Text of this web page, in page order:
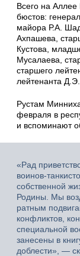
Всего на
бюстов:
майора Р.А.
Ахпашева,
Кустова,
Мусалаева,
старшего
лейтенанта
Рустам
февраля в
и вспоминают
«Рад
воинов-
собственной
Родины. Мы
ратным
конфликтов,
специальной
занесены в
доблести», —